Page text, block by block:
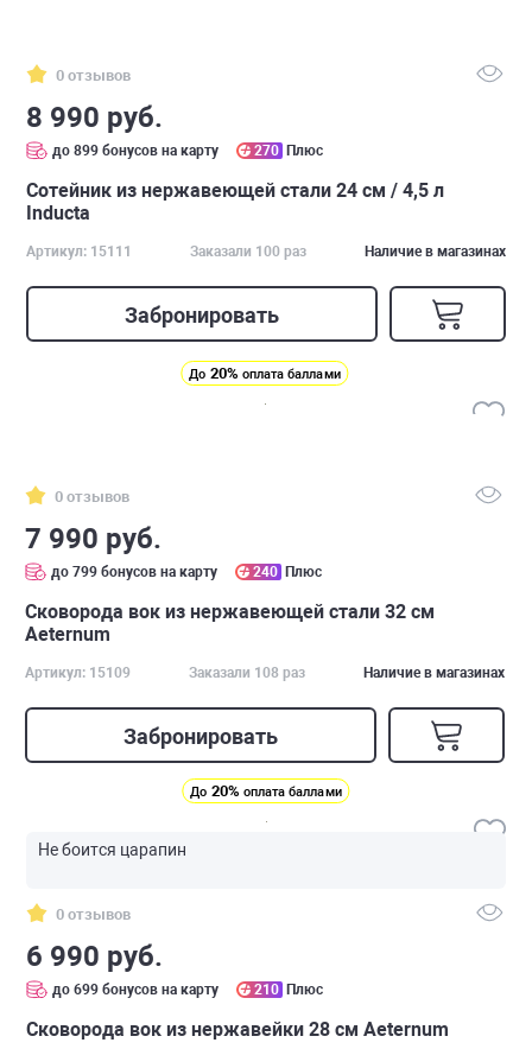
0 отзывов
8 990 руб.
до 899 бонусов на карту 270 Плюс
Сотейник из нержавеющей стали 24 см / 4,5 л
Inducta
Артикул: 15111 Заказали 100 раз Наличие в магазинах
Забронировать
До 20% оплата баллами
0 отзывов
7 990 руб.
до 799 бонусов на карту 240 Плюс
Сковорода вок из нержавеющей стали 32 см
Aeternum
Артикул: 15109 Заказали 108 раз Наличие в магазинах
Забронировать
До 20% оплата баллами
Не боится царапин
0 отзывов
6 990 руб.
до 699 бонусов на карту 210 Плюс
Сковорода вок из нержавейки 28 см Аeternum